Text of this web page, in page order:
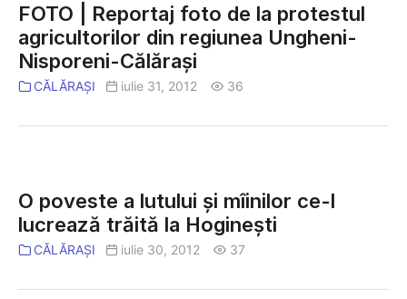
|
Reportaj
foto
de
protestul
regiunea
Ungheni-
Nisporeni-
Călărași
FOTO | Reportaj foto de la protestul
agricultorilor din regiunea Ungheni-
Nisporeni-Călărași
CĂLĂRAȘI iulie 31, 2012 36
poveste
a
lutului
mîinilor
O poveste a lutului şi mîinilor ce-l
lucrează trăită la Hogineşti
CĂLĂRAȘI iulie 30, 2012 37